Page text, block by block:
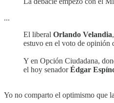
...
El liberal Orlando Velandia
estuvo en el voto de opinión
Y en Opción Ciudadana,
el hoy senadorÉdgar
Yo no comparto el optimismo que